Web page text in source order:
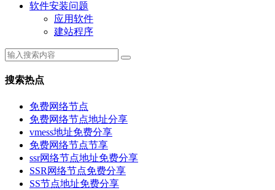
软件安装问题
应用软件
建站程序
搜索热点
免费网络节点
免费网络节点地址分享
vmess地址免费分享
免费网络节点节享
ssr网络节点地址免费分享
SSR网络节点免费分享
SS节点地址免费分享